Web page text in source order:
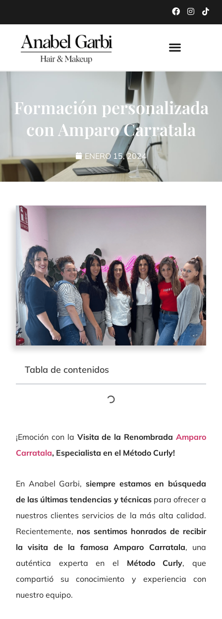
Formación personalizada
con Amparo Carratala
ENERO 15, 2024
Tabla de contenidos
¡Emoción con la Visita de la RenombradaAmparo
Carratala, Especialista en el Método Curly!
En Anabel Garbi, siempre estamos en búsqueda
de las últimas tendencias y técnicaspara ofrecer a
nuestros clientes servicios de la más alta calidad.
Recientemente, nos sentimos honrados de recibir
la visita de la famosa Amparo Carratala, una
auténtica experta en el Método Curly, que
compartió su conocimiento y experiencia con
nuestro equipo.